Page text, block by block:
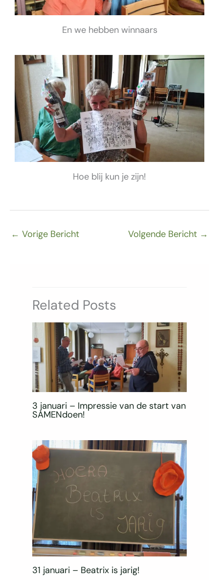
En we hebben winnaars
Hoe blij kun je zijn!
← Vorige Bericht Volgende Bericht →
Related Posts
3 januari – Impressie van de start van
SAMENdoen!
31 januari – Beatrix is jarig!